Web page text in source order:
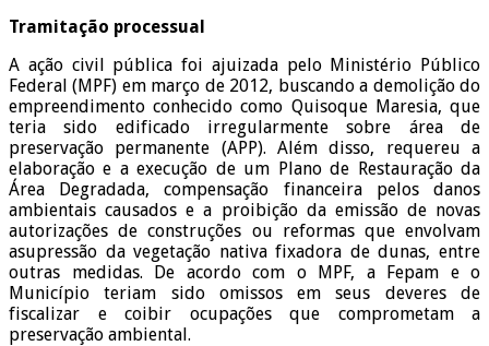
Tramitação processual
A ação civil pública foi ajuizada pelo Ministério Público
Federal (MPF) em março de 2012, buscando a demolição do
empreendimento conhecido como Quisoque Maresia, que
teria sido edificado irregularmente sobre área de
preservação permanente (APP). Além disso, requereu a
elaboração e a execução de um Plano de Restauração da
Área Degradada, compensação financeira pelos danos
ambientais causados e a proibição da emissão de novas
autorizações de construções ou reformas que envolvam
asupressão da vegetação nativa fixadora de dunas, entre
outras medidas. De acordo com o MPF, a Fepam e o
Município teriam sido omissos em seus deveres de
fiscalizar e coibir ocupações que comprometam a
preservação ambiental.